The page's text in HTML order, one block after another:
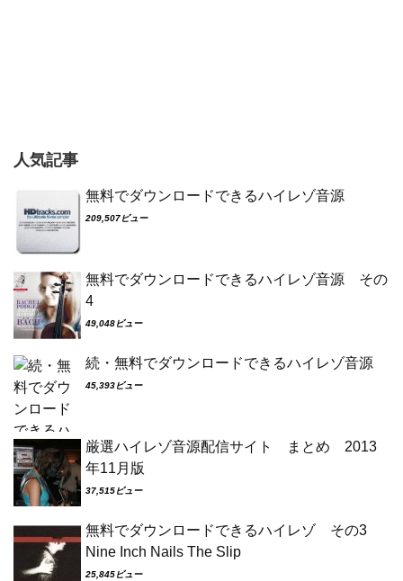
人気記事
無料でダウンロードできるハイレゾ音源
209,507ビュー
無料でダウンロードできるハイレゾ音源 その
4
49,048ビュー
続・無料でダウンロードできるハイレゾ音源
45,393ビュー
厳選ハイレゾ音源配信サイト まとめ 2013
年11月版
37,515ビュー
無料でダウンロードできるハイレゾ その3
Nine Inch Nails The Slip
25,845ビュー